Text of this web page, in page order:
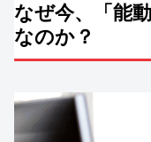
なぜ今、「能
なのか？